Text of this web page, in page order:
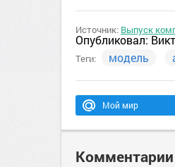
Источник: Выпуск
Опубликовал:
Теги: модель
Мой мир
Комментарии